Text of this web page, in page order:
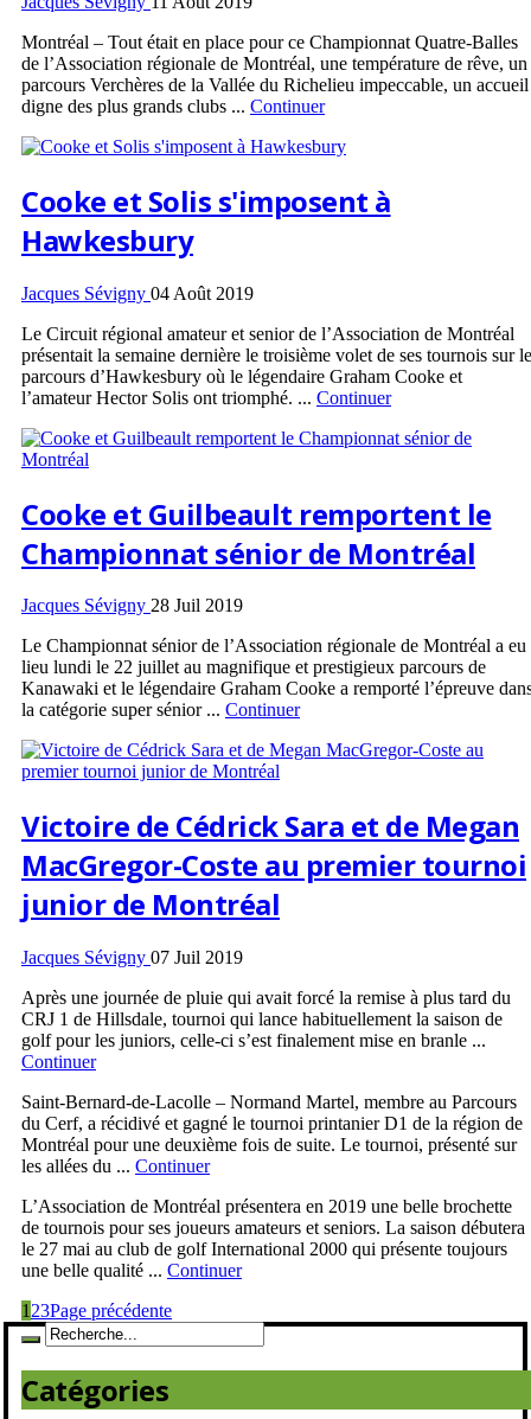
Montréal – Tout était en place pour ce Championnat Quatre-Balles
de l’Association régionale de Montréal, une température de rêve, un
parcours Verchères de la Vallée du Richelieu impeccable, un accueil
digne des plus grands clubs ... Continuer
Cooke et Solis s'imposent à
Hawkesbury
Jacques Sévigny 04 Août 2019
Le Circuit régional amateur et senior de l’Association de Montréal
présentait la semaine dernière le troisième volet de ses tournois sur le
parcours d’Hawkesbury où le légendaire Graham Cooke et
l’amateur Hector Solis ont triomphé. ... Continuer
Cooke et Guilbeault remportent le
Championnat sénior de Montréal
Jacques Sévigny 28 Juil 2019
Le Championnat sénior de l’Association régionale de Montréal a eu
lieu lundi le 22 juillet au magnifique et prestigieux parcours de
Kanawaki et le légendaire Graham Cooke a remporté l’épreuve
la catégorie super sénior ... Continuer
Victoire de Cédrick Sara et de Megan
MacGregor-Coste au premier tournoi
junior de Montréal
Jacques Sévigny 07 Juil 2019
Après une journée de pluie qui avait forcé la remise à plus tard du
CRJ 1 de Hillsdale, tournoi qui lance habituellement la saison de
golf pour les juniors, celle-ci s’est finalement mise en branle ...
Continuer
Saint-Bernard-de-Lacolle – Normand Martel, membre au Parcours
du Cerf, a récidivé et gagné le tournoi printanier D1 de la région de
Montréal pour une deuxième fois de suite. Le tournoi, présenté sur
les allées du ... Continuer
L’Association de Montréal présentera en 2019 une belle brochette
de tournois pour ses joueurs amateurs et seniors. La saison débutera
le 27 mai au club de golf International 2000 qui présente toujours
une belle qualité ... Continuer
1 23Page précédente
Catégories